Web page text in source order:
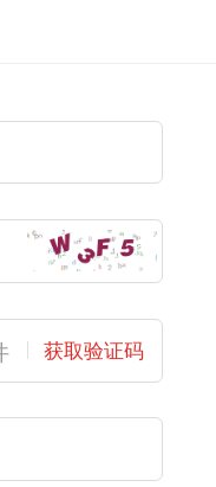
获取验证码